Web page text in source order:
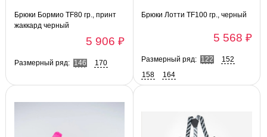
Брюки Бормио TF80 гр., принт
жаккард черный
5 906 ₽
Размерный ряд: 146 170
Брюки Лотти TF100 гр., черный
5 568 ₽
Размерный ряд: 122
152
158
164